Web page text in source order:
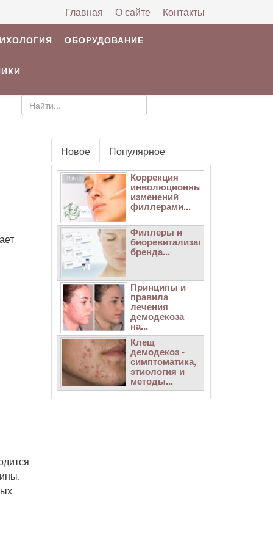
Контакты
О сайте
Главная
ОБОРУДОВАНИЕ
Новое Популярное
Коррекция
инволюционных
изменений
филлерами...
Филлеры и
биоревитализанты
бренда...
Принципы и
правила
лечения
демодекоза
на...
Клещ
демодекоз -
симптоматика,
этиология и
методы...